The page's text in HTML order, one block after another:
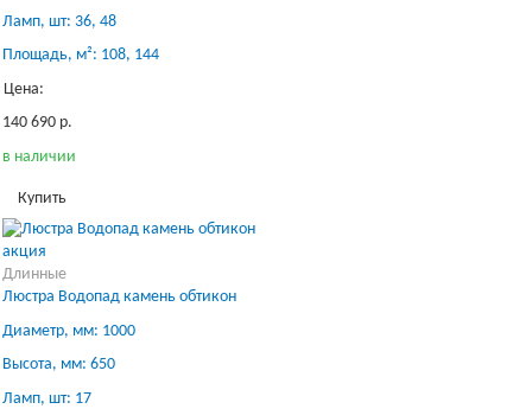
Ламп, шт: 36, 48
Площадь, м²: 108, 144
Цена:
140 690 р.
в наличии
Купить
акция
Длинные
Люстра Водопад камень обтикон
Диаметр, мм: 1000
Высота, мм: 650
Ламп, шт: 17